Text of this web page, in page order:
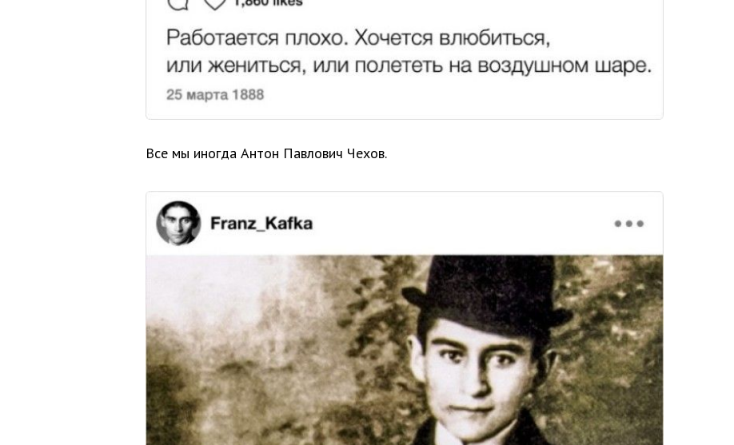
Все мы иногда Антон Павлович Чехов.